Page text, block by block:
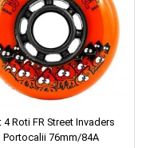
4 Roti FR Street Invaders
Portocalii 76mm/84A